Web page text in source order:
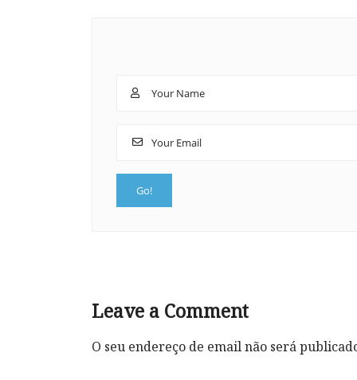
Leave a Comment
O seu endereço de email não será